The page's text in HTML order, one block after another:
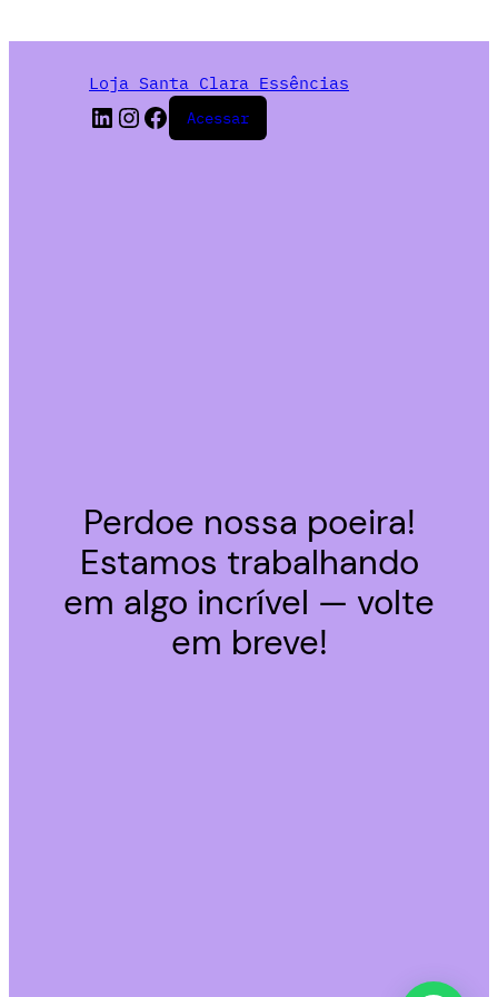
Loja Santa Clara Essências
Acessar
Perdoe nossa poeira!
Estamos trabalhando
em algo incrível — volte
em breve!